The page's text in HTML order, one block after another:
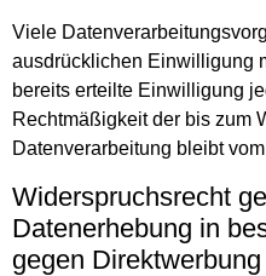
Viele
ausdrücklichen Einwilligung
bereits erteilte Einwilligung
Rechtmäßigkeit der bis zum
Datenverarbeitung bleibt
Widerspruchsrecht
Datenerhebung in
gegen